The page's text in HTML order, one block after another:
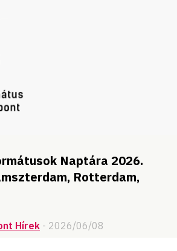
Naptára 2026.
Rotterdam,
Hírek - 2026/06/08